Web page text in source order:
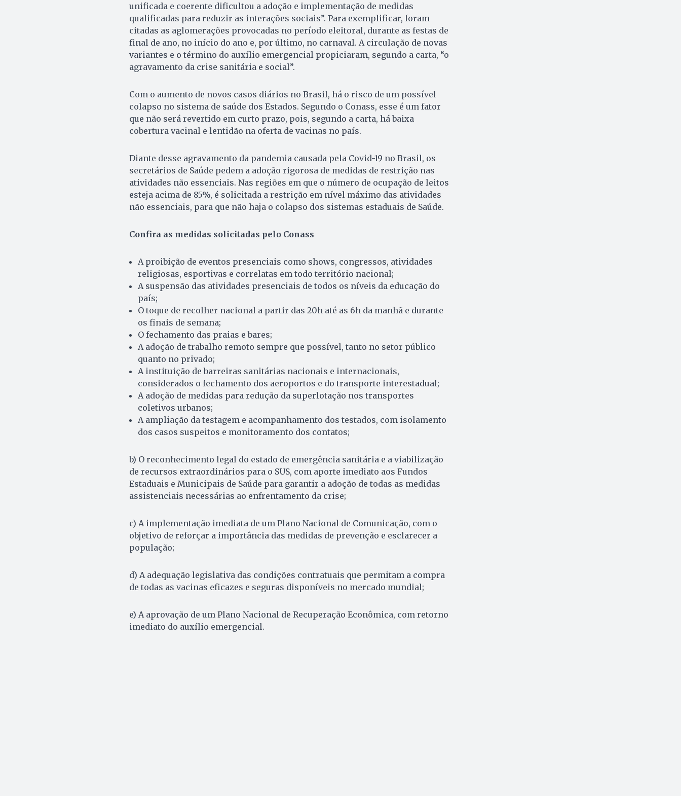
unificada e coerente dificultou a adoção e implementação de medidas
qualificadas para reduzir as interações sociais”. Para exemplificar, foram
citadas as aglomerações provocadas no período eleitoral, durante as festas de
final de ano, no início do ano e, por último, no carnaval. A circulação de novas
variantes e o término do auxílio emergencial propiciaram, segundo a carta, “o
agravamento da crise sanitária e social”.
Com o aumento de novos casos diários no Brasil, há o risco de um possível
colapso no sistema de saúde dos Estados. Segundo o Conass, esse é um fator
que não será revertido em curto prazo, pois, segundo a carta, há baixa
cobertura vacinal e lentidão na oferta de vacinas no país.
Diante desse agravamento da pandemia causada pela Covid-19 no Brasil, os
secretários de Saúde pedem a adoção rigorosa de medidas de restrição nas
atividades não essenciais. Nas regiões em que o número de ocupação de leitos
esteja acima de 85%, é solicitada a restrição em nível máximo das atividades
não essenciais, para que não haja o colapso dos sistemas estaduais de Saúde.
Confira as medidas solicitadas pelo Conass
A proibição de eventos presenciais como shows, congressos, atividades
religiosas, esportivas e correlatas em todo território nacional;
A suspensão das atividades presenciais de todos os níveis da educação do
país;
O toque de recolher nacional a partir das 20h até as 6h da manhã e durante
os finais de semana;
O fechamento das praias e bares;
A adoção de trabalho remoto sempre que possível, tanto no setor público
quanto no privado;
A instituição de barreiras sanitárias nacionais e internacionais,
considerados o fechamento dos aeroportos e do transporte interestadual;
A adoção de medidas para redução da superlotação nos transportes
coletivos urbanos;
A ampliação da testagem e acompanhamento dos testados, com isolamento
dos casos suspeitos e monitoramento dos contatos;
b) O reconhecimento legal do estado de emergência sanitária e a viabilização
de recursos extraordinários para o SUS, com aporte imediato aos Fundos
Estaduais e Municipais de Saúde para garantir a adoção de todas as medidas
assistenciais necessárias ao enfrentamento da crise;
c) A implementação imediata de um Plano Nacional de Comunicação, com o
objetivo de reforçar a importância das medidas de prevenção e esclarecer a
população;
d) A adequação legislativa das condições contratuais que permitam a compra
de todas as vacinas eficazes e seguras disponíveis no mercado mundial;
e) A aprovação de um Plano Nacional de Recuperação Econômica, com retorno
imediato do auxílio emergencial.